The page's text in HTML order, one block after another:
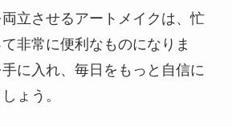
立させるアートメイクは、忙
非常に便利なものになりま
に入れ、毎日をもっと自信に
ょう。